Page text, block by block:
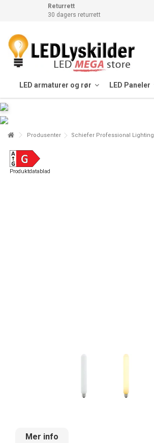
Returrett
30 dagers returrett
LED armaturer og rør LED Paneler
Produsenter Schiefer Professional Lighting
Produktdatablad
Mer info